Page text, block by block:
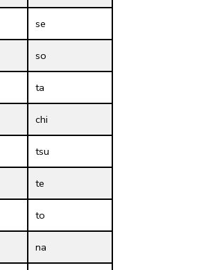
se
so
ta
chi
tsu
te
to
na